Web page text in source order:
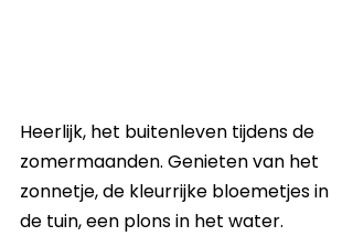
Heerlijk, het buitenleven tijdens de
zomermaanden. Genieten van het
zonnetje, de kleurrijke bloemetjes in
de tuin, een plons in het water.